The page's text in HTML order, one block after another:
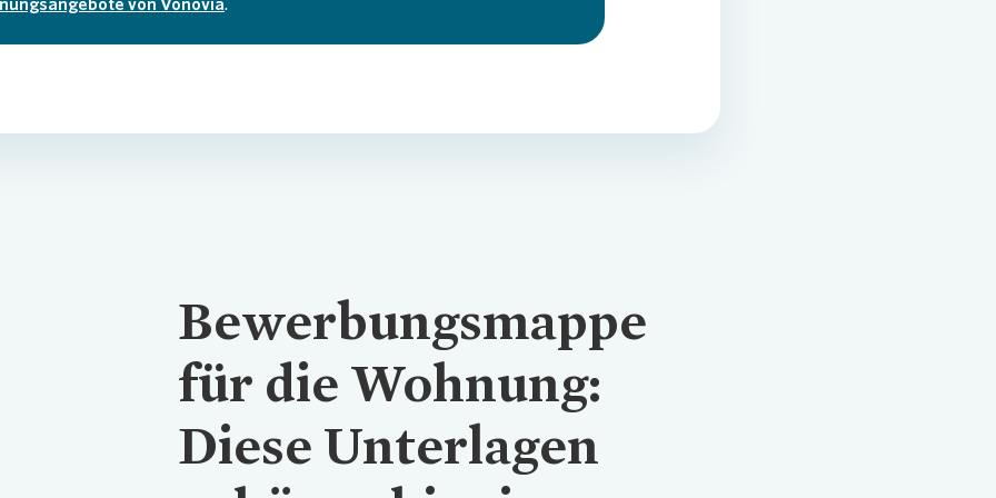
Bewerbungsmappe
für die Wohnung:
Diese Unterlagen